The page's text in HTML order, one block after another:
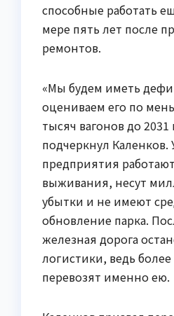
способные работать
мере пять лет после
ремонтов.
«Мы будем иметь
оцениваем его по
тысяч вагонов до 2031
подчеркнул Каленков.
предприятия
выживания, несут
убытки и не имеют
обновление парка.
железная дорога
логистики, ведь более
перевозят именно ею.